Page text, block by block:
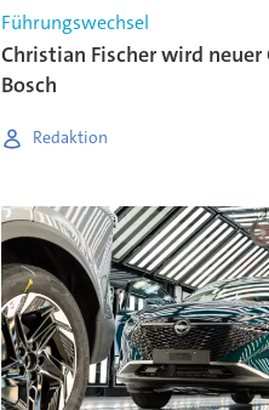
Führungswechsel
Christian Fischer wird
Bosch
Redaktion